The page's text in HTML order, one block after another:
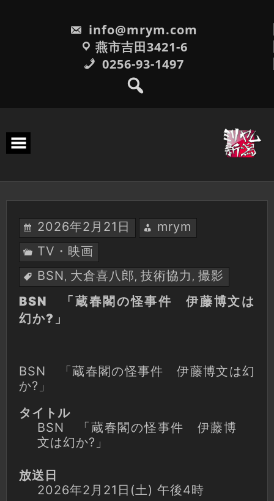
info@mrym.com
燕市吉田3421-6
0256-93-1497
2026年2月21日
mrym
TV・映画
BSN, 大倉喜八郎, 技術協力 , 撮影
BSN 「蔵春閣の怪事件 伊藤博文は
幻か?」
BSN 「蔵春閣の怪事件 伊藤博文は幻
か?」
タイトル
BSN 「蔵春閣の怪事件 伊藤博
文は幻か?」
放送日
2026年2月21日(土) 午後4時